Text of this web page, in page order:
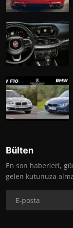
Bülten
En son haberleri,
gelen kutunuza